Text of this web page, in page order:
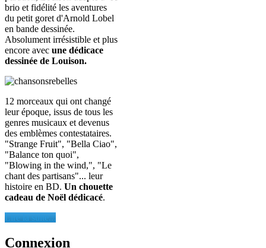
brio et fidélité les aventures
du petit goret d'Arnold Lobel
en bande dessinée.
Absolument irrésistible et plus
encore avec une dédicace
dessinée de Louison.
12 morceaux qui ont changé
leur époque, issus de tous les
genres musicaux et devenus
des emblèmes contestataires.
"Strange Fruit", "Bella Ciao",
"Balance ton quoi",
"Blowing in the wind,", "Le
chant des partisans"... leur
histoire en BD. Un chouette
cadeau de Noël dédicacé.
Lire la suite...
Connexion